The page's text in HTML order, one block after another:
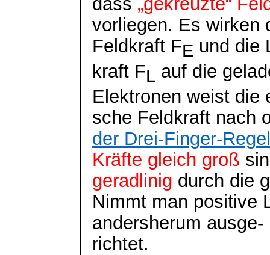
vorliegen. Es wirken
Feldkraft FE und die
kraft FL auf die
Elektronen weist die
sche Feldkraft nach
der Drei-Finger-Regel
Kräfte gleich groß
geradlinig durch die
Nimmt man positive
andersherum ausge-
richtet.